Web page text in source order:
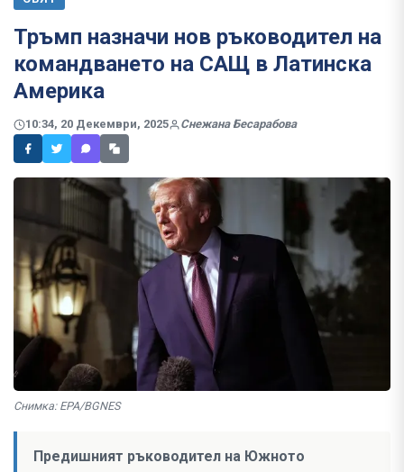
Тръмп назначи нов ръководител на
командването на САЩ в Латинска
Америка
10:34, 20 Декември, 2025 Снежана Бесарабова
Снимка: EPA/BGNES
Предишният ръководител на Южното